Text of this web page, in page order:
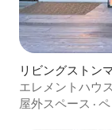
リビングストン
エレメントハウ
屋外スペース · ペ